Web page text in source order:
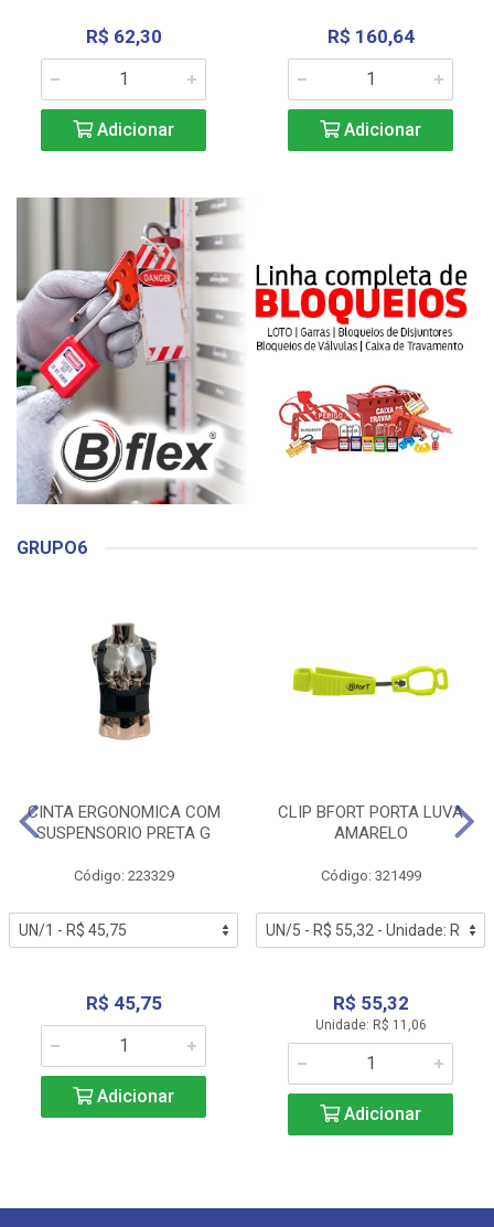
R$ 62,30
Adicionar
R$ 160,64
Adicionar
GRUPO6
CINTA ERGONOMICA COM
SUSPENSORIO PRETA G
Código: 223329
R$ 45,75
Adicionar
CLIP BFORT PORTA LUVA
AMARELO
Código: 321499
R$ 55,32
Unidade: R$ 11,06
Adicionar